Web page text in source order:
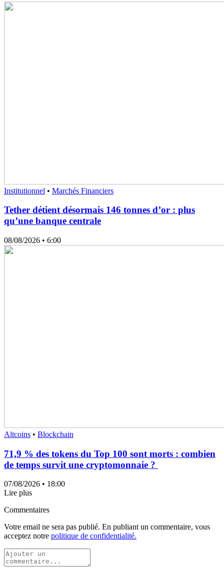
Institutionnel • Marchés Financiers
Tether détient désormais 146 tonnes d’or : plus
qu’une banque centrale
08/08/2026 • 6:00
Altcoins • Blockchain
71,9 % des tokens du Top 100 sont morts : combien
de temps survit une cryptomonnaie ?
07/08/2026 • 18:00
Lire plus
Commentaires
Votre email ne sera pas publié. En publiant un commentaire, vous
acceptez notre politique de confidentialité.